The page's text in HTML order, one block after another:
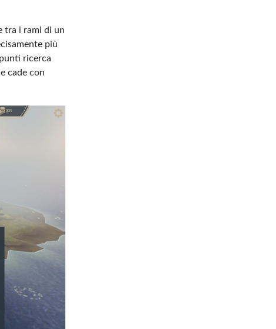
tra i rami di un
più
ricerca
cade con